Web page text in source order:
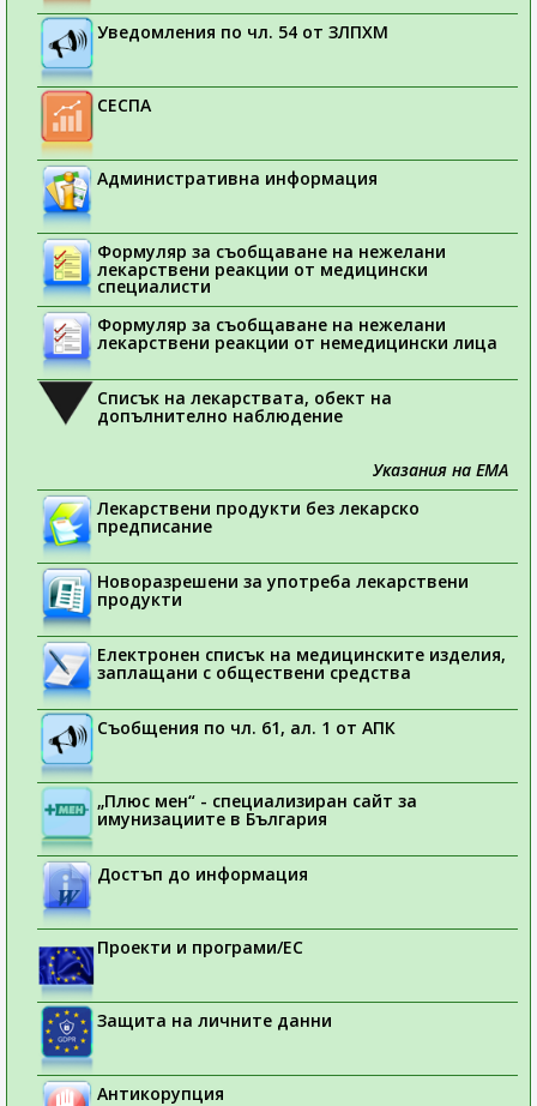
Уведомления по чл. 54 от ЗЛПХМ
СЕСПА
Административна информация
Формуляр за съобщаване на нежелани
лекарствени реакции от медицински
специалисти
Формуляр за съобщаване на нежелани
лекарствени реакции от немедицински лица
Списък на лекарствата, обект на
допълнително наблюдение
Указания на ЕМА
Лекарствени продукти без лекарско
предписание
Новоразрешени за употреба лекарствени
продукти
Електронен списък на медицинските изделия,
заплащани с обществени средства
Съобщения по чл. 61, ал. 1 от АПК
„Плюс мен“ - специализиран сайт за
имунизациите в България
Достъп до информация
Проекти и програми/ЕС
Защита на личните данни
Антикорупция